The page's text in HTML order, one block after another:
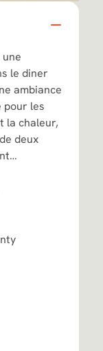
le diner
ambiance
pour les
la chaleur,
deux